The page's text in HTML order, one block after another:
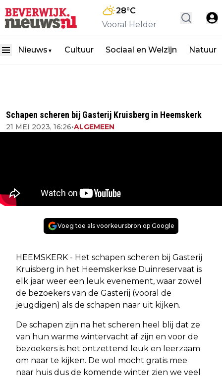
28°C
Vooral Helder
Nieuws ▼ Cultuur Sociaal en Welzijn Natuur
Schapen scheren bij Gasterij Kruisberg in Heemskerk
21 MEI 2023, 16:26•ALGEMEEN
Voeg toe als voorkeursbron op Google
HEEMSKERK - Het schapen scheren bij Gasterij
Kruisberg in het Heemskerkse Duinreservaat is
elk jaar weer een leuk evenement, waar zowel
de bezoekers van de Gasterij (vooral de
jeugdigen) als de schapen naar uit kijken.
De schapen zijn na het scheren heel blij dat ze
van hun warme wintervacht af zijn en voor de
bezoekers is het ontzettend leuk en leerzaam
om naar te kijken. De wol mocht gratis mee
naar huis dus de komende winter zien we veel